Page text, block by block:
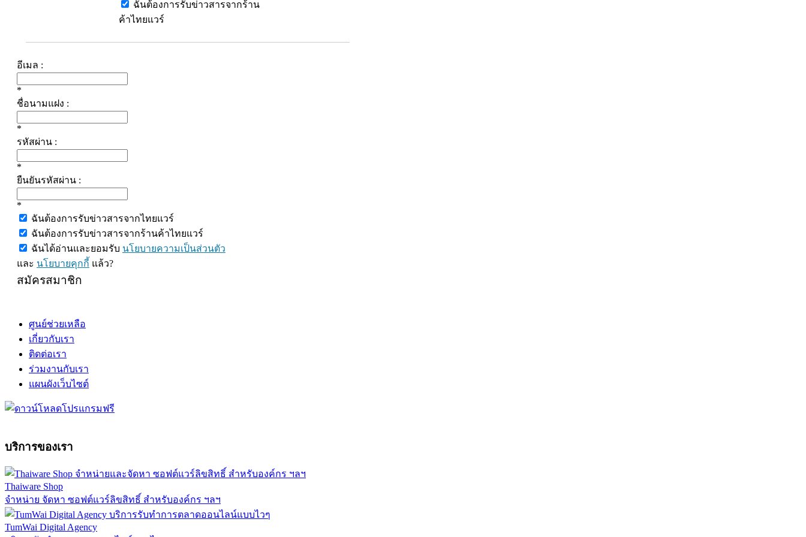
ฉันต้องการรับข่าวสารจากร้าน
ค้าไทยแวร์
อีเมล :
*
ชื่อนามแฝง :
*
รหัสผ่าน :
*
ยืนยันรหัสผ่าน :
*
ฉันต้องการรับข่าวสารจากไทยแวร์
ฉันต้องการรับข่าวสารจากร้านค้าไทยแวร์
ฉันได้อ่านและยอมรับ นโยบายความเป็นส่วนตัว
และ นโยบายคุกกี้ แล้ว?
สมัครสมาชิก
ศูนย์ช่วยเหลือ
เกี่ยวกับเรา
ติดต่อเรา
ร่วมงานกับเรา
แผนผังเว็บไซต์
บริการของเรา
Thaiware Shop
จำหน่าย จัดหา ซอฟต์แวร์ลิขสิทธิ์ สำหรับองค์กร ฯลฯ
TumWai Digital Agency